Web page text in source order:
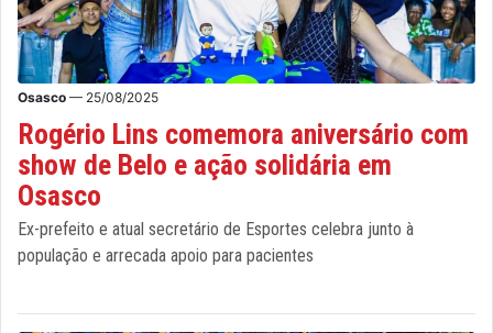
Osasco — 25/08/2025
Rogério Lins comemora aniversário com
show de Belo e ação solidária em
Osasco
Ex-prefeito e atual secretário de Esportes celebra junto à
população e arrecada apoio para pacientes